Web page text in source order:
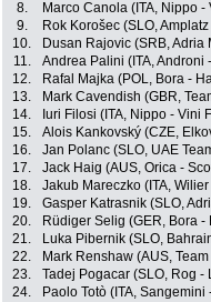
8. Marco Canola (ITA, Nippo -
9.
Rok Korošec (SLO,
10.
Dusan Rajovic (SRB, Adria
11.
Andrea Palini (ITA, Androni
12.
Rafal Majka (POL, Bora -
13.
Mark Cavendish (GBR,
14.
Iuri Filosi (ITA, Nippo - Vini
15.
Alois Kankovský (CZE,
16.
Jan Polanc (SLO, UAE
17.
Jack Haig (AUS, Orica -
18.
Jakub Mareczko (ITA,
19.
Gasper Katrasnik (SLO,
20.
Rüdiger Selig (GER, Bora -
21.
Luka Pibernik (SLO,
22.
Mark Renshaw (AUS,
23.
Tadej Pogacar (SLO, Rog -
24.
Paolo Totò (ITA, Sangemini